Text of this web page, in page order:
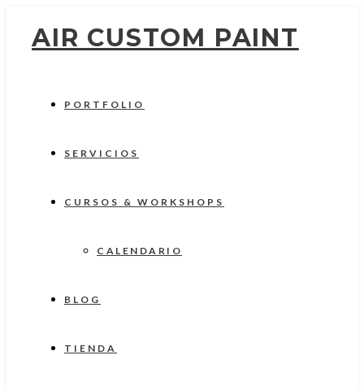
AIR CUSTOM PAINT
PORTFOLIO
SERVICIOS
CURSOS & WORKSHOPS
CALENDARIO
BLOG
TIENDA